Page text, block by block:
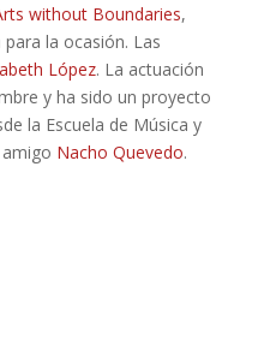
without Boundaries,
la ocasión. Las
López. La actuación
y ha sido un proyecto
la Escuela de Música y
Nacho Quevedo.